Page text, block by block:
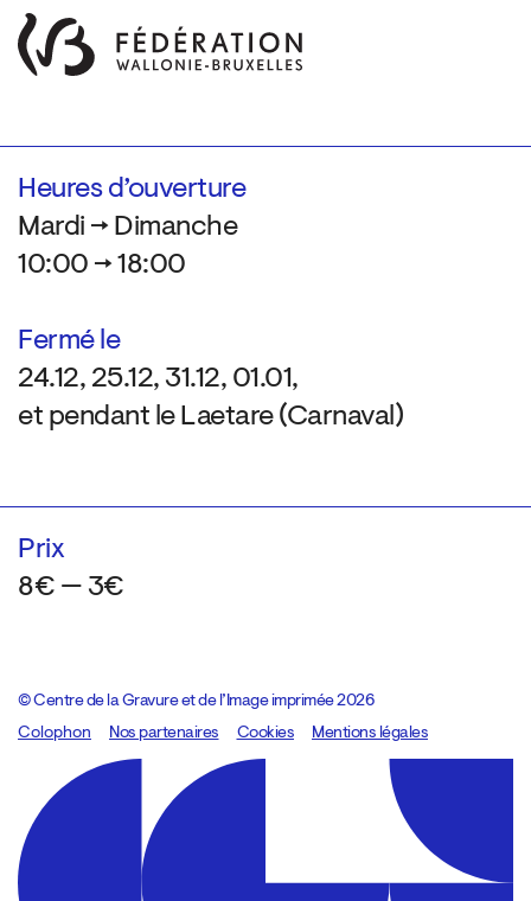
Heures d’ouverture
Mardi → Dimanche
10:00 → 18:00
Fermé le
24.12, 25.12, 31.12, 01.01,
et pendant le Laetare (Carnaval)
Prix
8€ — 3€
© Centre de la Gravure et de l’Image imprimée 2026
Colophon
Design:Marcel Kaczmarek, code:8080.studio
Nos partenaires Cookies Mentions légales